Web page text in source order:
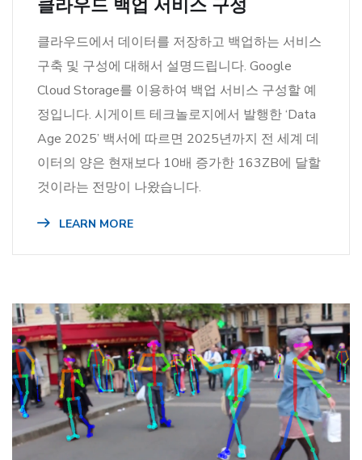
클라우드 백업 서비스 구성
클라우드에서 데이터를 저장하고 백업하는 서비스
구축 및 구성에 대해서 설명드립니다. Google
Cloud Storage를 이용하여 백업 서비스 구성할 예
정입니다. 시게이트 테크놀로지에서 발행한 ‘Data
Age 2025’ 백서에 따르면 2025년까지 전 세계 데
이터의 양은 현재보다 10배 증가한 163ZB에 달할
것이라는 전망이 나왔습니다.
LEARN MORE